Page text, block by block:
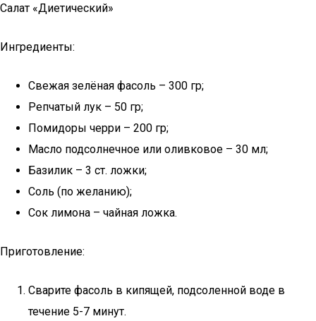
Салат «Диетический»
Ингредиенты:
Свежая зелёная фасоль – 300 гр;
Репчатый лук – 50 гр;
Помидоры черри – 200 гр;
Масло подсолнечное или оливковое – 30 мл;
Базилик – 3 ст. ложки;
Соль (по желанию);
Сок лимона – чайная ложка.
Приготовление:
Сварите фасоль в кипящей, подсоленной воде в
течение 5-7 минут.